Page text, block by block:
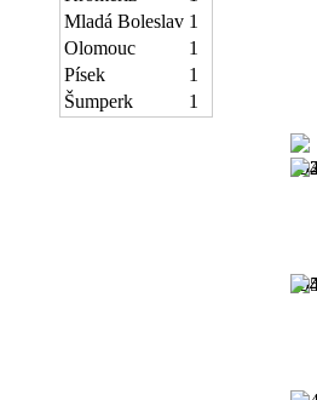
Mladá Boleslav 1
Olomouc
1
Písek
1
Šumperk
1